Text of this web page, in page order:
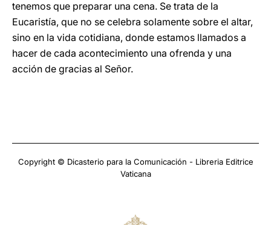
tenemos que preparar una cena. Se trata de la
Eucaristía, que no se celebra solamente sobre el altar,
sino en la vida cotidiana, donde estamos llamados a
hacer de cada acontecimiento una ofrenda y una
acción de gracias al Señor.
Copyright © Dicasterio para la Comunicación - Libreria Editrice
Vaticana